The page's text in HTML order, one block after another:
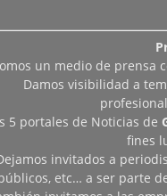
un medio de prensa
Damos visibilidad a
5 portales de Noticias de
fines
invitados a
etc… a ser parte